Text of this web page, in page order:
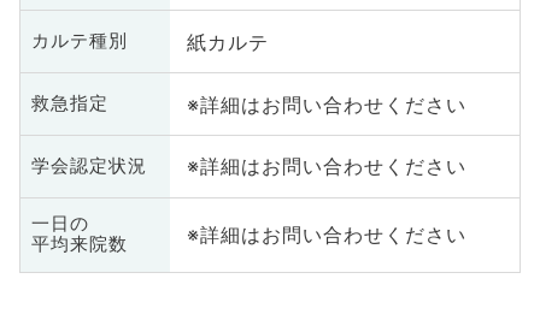
カルテ種別 紙カルテ
救急指定 ※詳細はお問い合わせください
学会認定状況 ※詳細はお問い合わせください
一日の
平均来院数
※詳細はお問い合わせください